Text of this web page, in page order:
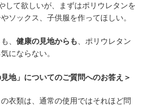
して欲しいが、まずはポリウレタンを
ソックス、子供服を作ってほしい。
、 健康の見地からも 、ポリウレタン
にならない。
地」についてのご質問へのお答え＞
衣類は、通常の使用ではそれほど問